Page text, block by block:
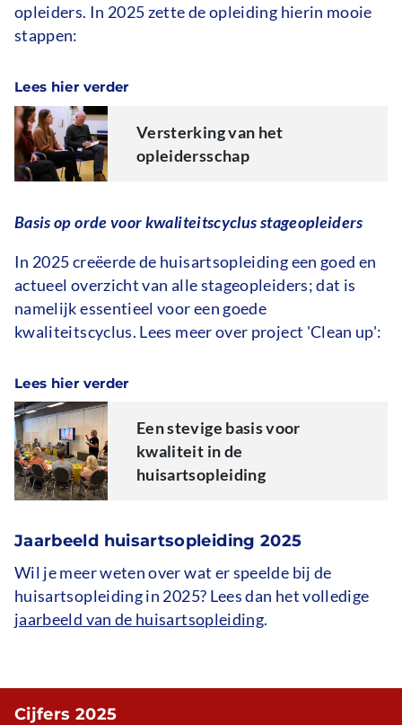
opleiders. In 2025 zette de opleiding hierin mooie
stappen:
Lees hier verder
Versterking van het
opleidersschap
Basis op orde voor kwaliteitscyclus stageopleiders
In 2025 creëerde de huisartsopleiding een goed en
actueel overzicht van alle stageopleiders; dat is
namelijk essentieel voor een goede
kwaliteitscyclus. Lees meer over project 'Clean up':
Lees hier verder
Een stevige basis voor
kwaliteit in de
huisartsopleiding
Jaarbeeld huisartsopleiding 2025
Wil je meer weten over wat er speelde bij de
huisartsopleiding in 2025? Lees dan het volledige
jaarbeeld van de huisartsopleiding.
Cijfers 2025